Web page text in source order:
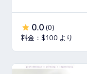
0.0 (0)
料金：$100 より